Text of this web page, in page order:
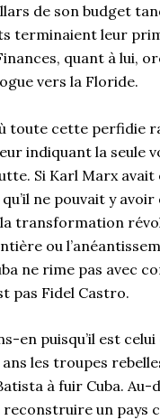
de son budget
terminaient leur
quant à lui,
vers la Floride.
toute cette perfidie
indiquant la seule
Si Karl Marx avait
ne pouvait y avoir
transformation
ou
ne rime pas avec
pas Fidel Castro.
en puisqu’il est
les troupes
à fuir Cuba. Au-
reconstruire un pays